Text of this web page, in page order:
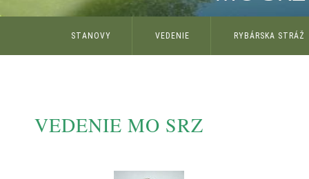
STANOVY VEDENIE RYBÁRSKA STRÁŽ
VEDENIE MO SRZ